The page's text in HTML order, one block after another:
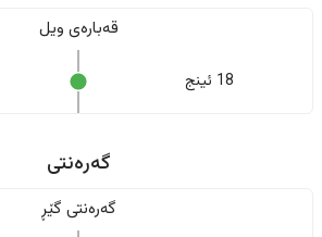
قەبارەی ویل
18 ئینج
گەرەنتی
گەرەنتی گێڕ